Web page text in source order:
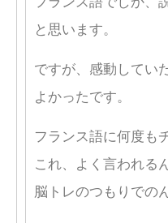
と思います。
ですが、感動してい
よかったです。
フランス語に何度も
これ、よく言われる
脳トレのつもりでの